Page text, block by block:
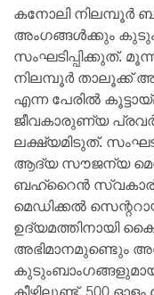
കനോലി നിലമ്പൂർ
അംഗങ്ങൾക്കും
സംഘടിപ്പിക്കുത്.
നിലമ്പൂർ താലൂക്ക്
എന്ന പേരിൽ
ജീവകാരുണ്യ
ലക്ഷ്യമിടുത്.
ആദ്യ സൗജന്യ
ബഹ്‌റൈൻ സ്വകാര്യ
മെഡിക്കൽ
ഉദ്യമത്തിനായി
അഭിമാനമുണ്ടെും